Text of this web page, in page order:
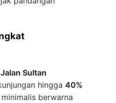
Sultan
hingga 40%
berwarna